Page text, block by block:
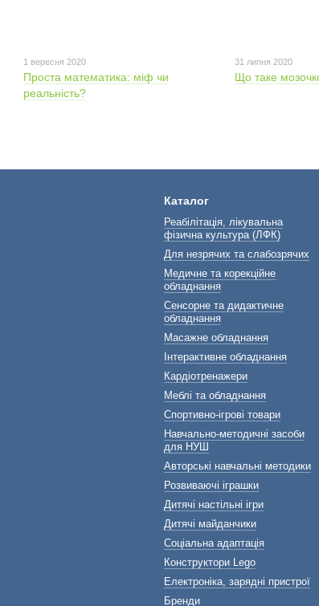
1 вересня 2020
Проста математика: міф чи
реальність?
31 липня 2020
Що таке
Каталог
Реабілітація, лікувальна
фізична культура (ЛФК)
Для незрячих та слабозрячих
Медичне та корекційне
обладнання
Сенсорне та дидактичне
обладнання
Масажне обладнання
Інтерактивне обладнання
Кардіотренажери
Меблі та обладнання
Спортивно-ігрові товари
Навчально-методичні засоби
для НУШ
Авторські навчальні методики
Розвиваючі іграшки
Дитячі настільні ігри
Дитячі майданчики
Соціальна адаптація
Конструктори Lego
Електроніка, зарядні пристрої
Бренди